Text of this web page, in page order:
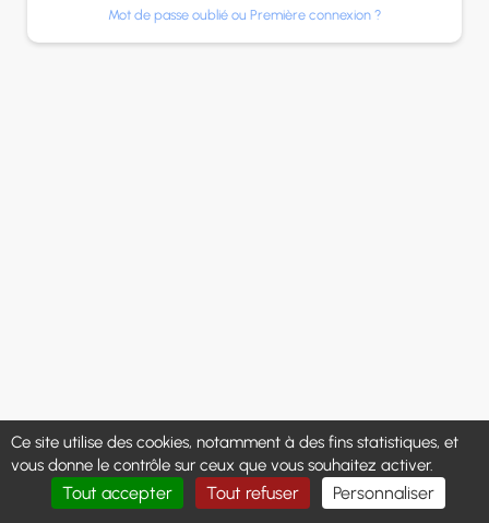
Mot de passe oublié ou Première connexion ?
Ce site utilise des cookies, notamment à des fins statistiques, et
vous donne le contrôle sur ceux que vous souhaitez activer.
Tout accepter Tout refuser Personnaliser